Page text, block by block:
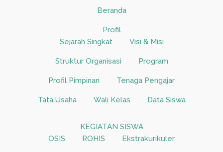
Beranda
Profil
Sejarah Singkat
Visi & Misi
Struktur Organisasi Program
Profil Pimpinan Tenaga Pengajar
Tata Usaha Wali Kelas Data Siswa
KEGIATAN SISWA
OSIS
ROHIS Ekstrakurikuler